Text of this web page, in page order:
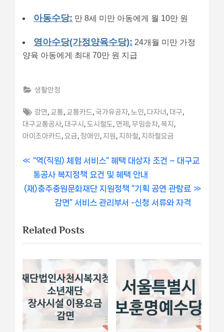
아동수당: 만 8세 미만 아동에게 월 10만 원
영아수당(가정양육수당): 24개월 미만 가정
양육 아동에게 최대 70만 원 지급
생활안정
Tags:
감면 교통 교통카드 ,국가유공자 노인 다자녀 대구
대구교통공사 대구시 도시철도 면제 무임승차 복지
아이조아카드 요금 장애인 지원 지하철 지하철요금
글
내
게
이
P
r
e
o
u
s
P
o
s
“역(직원) 체험 서비스” 혜택 대상자 조건 – 대구교
통공사 복지정책 요건 및 혜택 안내
N
t
P
s
t
(재)충주중원문화재단 지원정책 “기획 공연 관람료
감면” 서비스 관리부서 -신청 서류와 자격
Related Posts